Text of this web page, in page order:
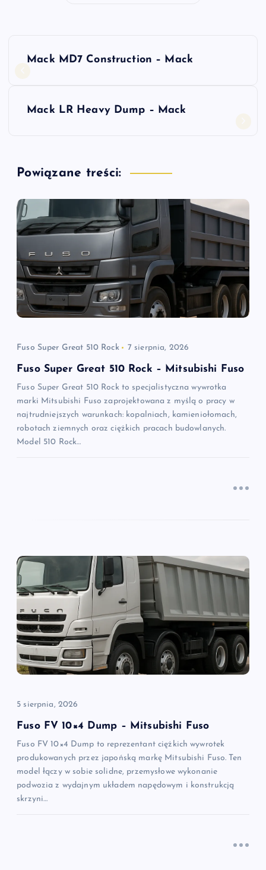
N
g
a
c
a
w
p
s
u
Mack MD7 Construction – Mack
Mack LR Heavy Dump – Mack
Powiązane treści:
Fuso Super Great 510 Rock 7 sierpnia, 2026
Fuso Super Great 510 Rock – Mitsubishi Fuso
Fuso Super Great 510 Rock to specjalistyczna wywrotka
marki Mitsubishi Fuso zaprojektowana z myślą o pracy w
najtrudniejszych warunkach: kopalniach, kamieniołomach,
robotach ziemnych oraz ciężkich pracach budowlanych.
Model 510 Rock…
5 sierpnia, 2026
Fuso FV 10×4 Dump – Mitsubishi Fuso
Fuso FV 10×4 Dump to reprezentant ciężkich wywrotek
produkowanych przez japońską markę Mitsubishi Fuso. Ten
model łączy w sobie solidne, przemysłowe wykonanie
podwozia z wydajnym układem napędowym i konstrukcją
skrzyni…